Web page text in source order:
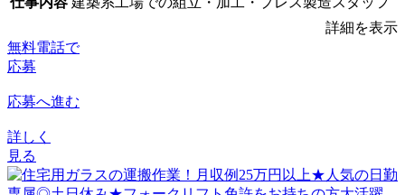
詳細を表示
無料電話で
応募
応募へ進む
詳しく
見る